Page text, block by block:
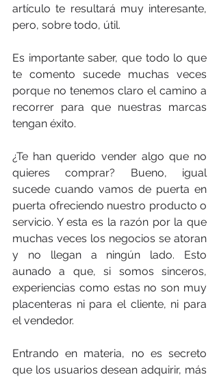
artículo te resultará muy interesante,
pero, sobre todo, útil.
Es importante saber, que todo lo que
te comento sucede muchas veces
porque no tenemos claro el camino a
recorrer para que nuestras marcas
tengan éxito.
¿Te han querido vender algo que no
quieres comprar? Bueno, igual
sucede cuando vamos de puerta en
puerta ofreciendo nuestro producto o
servicio. Y esta es la razón por la que
muchas veces los negocios se atoran
y no llegan a ningún lado. Esto
aunado a que, si somos sinceros,
experiencias como estas no son muy
placenteras ni para el cliente, ni para
el vendedor.
Entrando en materia, no es secreto
que los usuarios desean adquirir, más